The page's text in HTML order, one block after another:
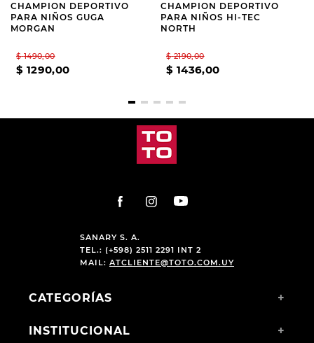
CHAMPION DEPORTIVO
PARA NIÑOS GUGA
MORGAN
$ 1490,00
$ 1290,00
CHAMPION DEPORTIVO
PARA NIÑOS HI-TEC
NORTH
$ 2190,00
$ 1436,00
SANARY S. A.
TEL.: (+598) 2511 2291 INT 2
MAIL: ATCLIENTE@TOTO.COM.UY
CATEGORÍAS +
INSTITUCIONAL +